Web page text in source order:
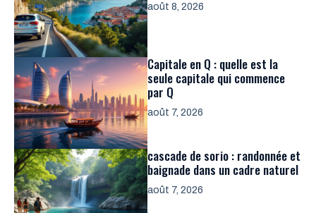
août 8, 2026
Capitale en Q : quelle est la
seule capitale qui commence
par Q
août 7, 2026
cascade de sorio : randonnée et
baignade dans un cadre naturel
août 7, 2026